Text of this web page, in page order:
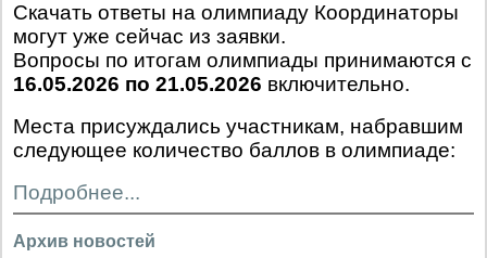
Скачать ответы на олимпиаду Координаторы
могут уже сейчас из заявки.
Вопросы по итогам олимпиады принимаются с
16.05.2026 по 21.05.2026 включительно.
Места присуждались участникам, набравшим
следующее количество баллов в олимпиаде:
Подробнее...
Архив новостей